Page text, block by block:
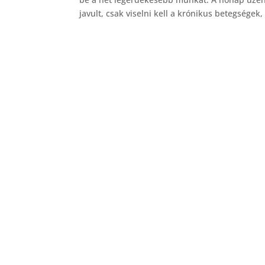
javult, csak viselni kell a krónikus betegségek,